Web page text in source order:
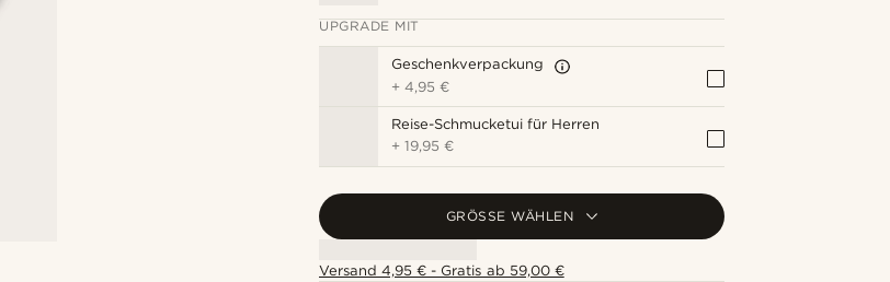
UPGRADE MIT
Geschenkverpackung
+4,95 €
Reise-Schmucketui für Herren
+19,95 €
GRÖSSE WÄHLEN
Versand 4,95 € - Gratis ab 59,00 €